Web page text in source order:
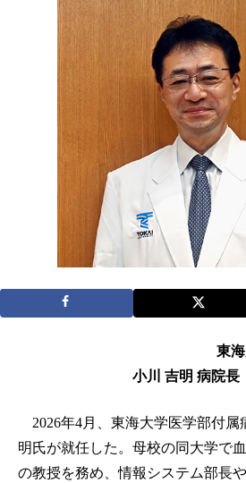
東
小川 吉明 病院長
2026年4月、東海大学医学部付属
明氏が就任した。母校の同大学で
の教授を務め、情報システム部長